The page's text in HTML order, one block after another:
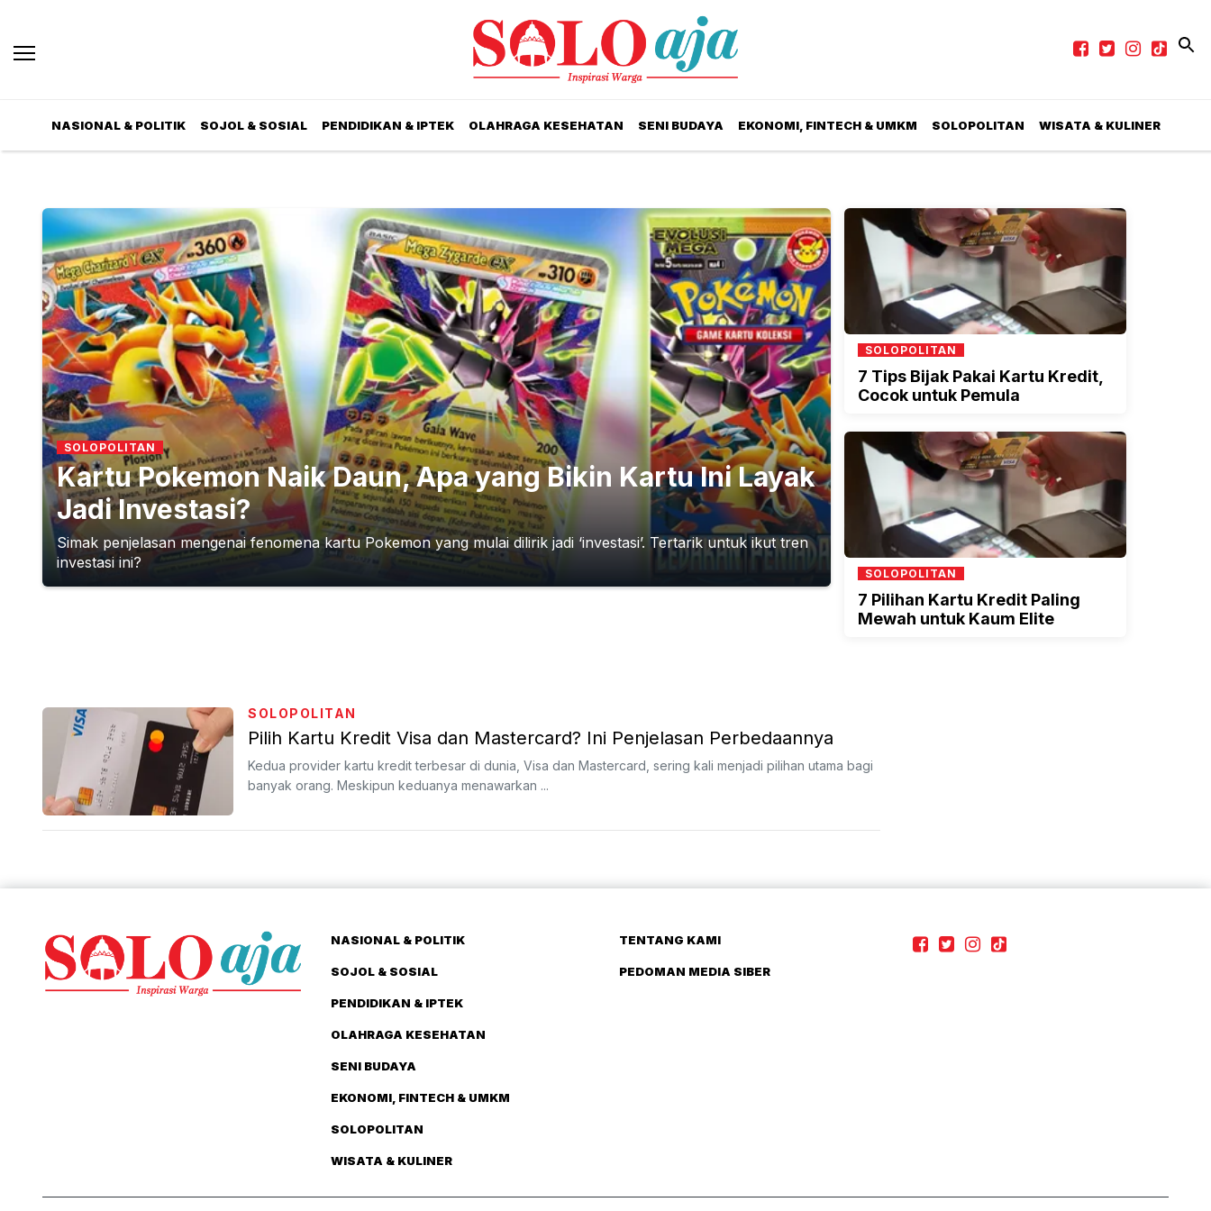
NASIONAL & POLITIK SOJOL & SOSIAL PENDIDIKAN & IPTEK OLAHRAGA KESEHATAN SENI BUDAYA EKONOMI, FINTECH & UMKM SOLOPOLITAN WISATA & KULINER
SOLOPOLITAN
Kartu Pokemon Naik Daun, Apa yang Bikin Kartu Ini Layak
Jadi Investasi?
Simak penjelasan mengenai fenomena kartu Pokemon yang mulai dilirik jadi ‘investasi’. Tertarik untuk ikut tren
investasi ini?
SOLOPOLITAN
7 Tips Bijak Pakai Kartu Kredit,
Cocok untuk Pemula
SOLOPOLITAN
7 Pilihan Kartu Kredit Paling
Mewah untuk Kaum Elite
SOLOPOLITAN
Pilih Kartu Kredit Visa dan Mastercard? Ini Penjelasan Perbedaannya
Kedua provider kartu kredit terbesar di dunia, Visa dan Mastercard, sering kali menjadi pilihan utama bagi
banyak orang. Meskipun keduanya menawarkan ...
NASIONAL & POLITIK
SOJOL & SOSIAL
PENDIDIKAN & IPTEK
OLAHRAGA KESEHATAN
SENI BUDAYA
EKONOMI, FINTECH & UMKM
SOLOPOLITAN
WISATA & KULINER
TENTANG KAMI
PEDOMAN MEDIA SIBER